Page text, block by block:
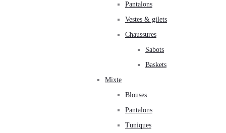
Pantalons
Vestes & gilets
Chaussures
Sabots
Baskets
Mixte
Blouses
Pantalons
Tuniques